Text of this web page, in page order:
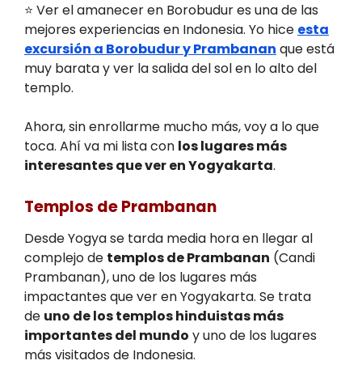
⭐ Ver el amanecer en Borobudur es una de las
mejores experiencias en Indonesia. Yo hice esta
excursión a Borobudur y Prambanan que está
muy barata y ver la salida del sol en lo alto del
templo.
Ahora, sin enrollarme mucho más, voy a lo que
toca. Ahí va mi lista con los lugares más
interesantes que ver en Yogyakarta.
Templos de Prambanan
Desde Yogya se tarda media hora en llegar al
complejo de templos de Prambanan (Candi
Prambanan), uno de los lugares más
impactantes que ver en Yogyakarta. Se trata
de uno de los templos hinduistas más
importantes del mundo y uno de los lugares
más visitados de Indonesia.